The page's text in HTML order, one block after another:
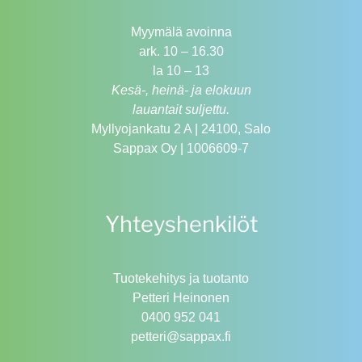
Myymälä avoinna
ark. 10 – 16.30
la 10 – 13
Kesä-, heinä- ja elokuun
lauantait suljettu.
Myllyojankatu 2 A | 24100, Salo
Sappax Oy | 1006609-7
Yhteyshenkilöt
Tuotekehitys ja tuotanto
Petteri Heinonen
0400 952 041
petteri@sappax.fi